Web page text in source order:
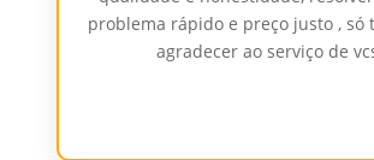
problema rápido e preço justo , só
agradecer ao serviço de